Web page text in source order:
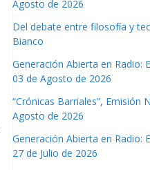
Agosto de 2026
Del debate entre filosofía y
Bianco
Generación Abierta en Radio:
03 de Agosto de 2026
“Crónicas Barriales”, Emisión
Agosto de 2026
Generación Abierta en Radio:
27 de Julio de 2026